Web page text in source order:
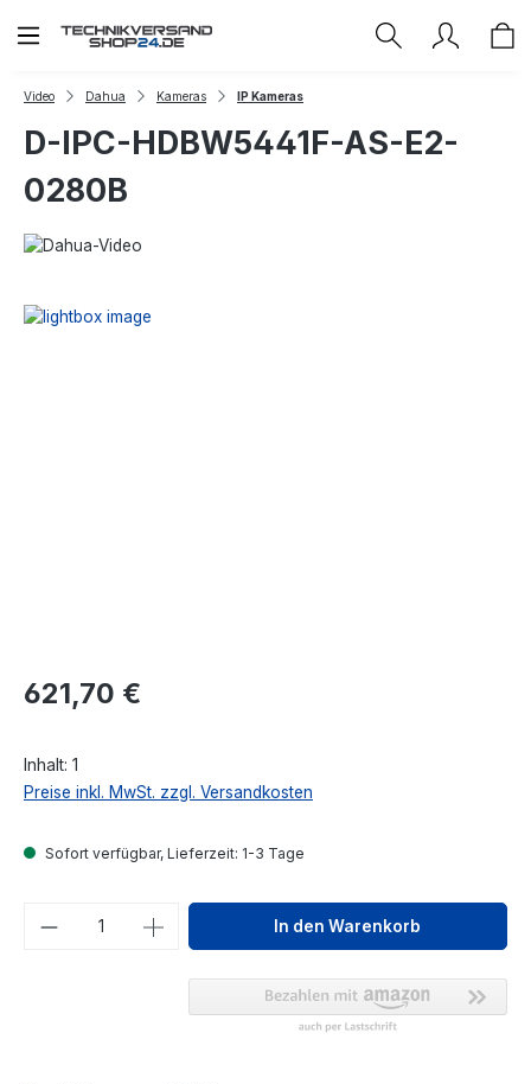
Zum Hauptinhalt springen
Video Dahua Kameras IP Kameras
D-IPC-HDBW5441F-AS-E2-
0280B
Regulärer Preis:
621,70 €
Inhalt: 1
Preise inkl. MwSt. zzgl. Versandkosten
Sofort verfügbar, Lieferzeit: 1-3 Tage
Produkt Anzahl: Gib denIn den Warenkorb